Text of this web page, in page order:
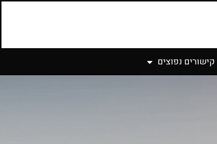
קישורים נפוצים